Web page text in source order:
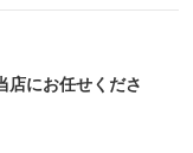
店にお任せくださ